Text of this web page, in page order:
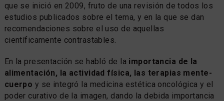
que se inició en 2009, fruto de una revisión de todos los
estudios publicados sobre el tema, y en la que se dan
recomendaciones sobre el uso de aquellas
científicamente contrastables.
En la presentación se habló de la importancia de la
alimentación, la actividad física, las terapias mente-
cuerpo y se integró la medicina estética oncológica y el
poder curativo de la imagen, dando la debida importancia